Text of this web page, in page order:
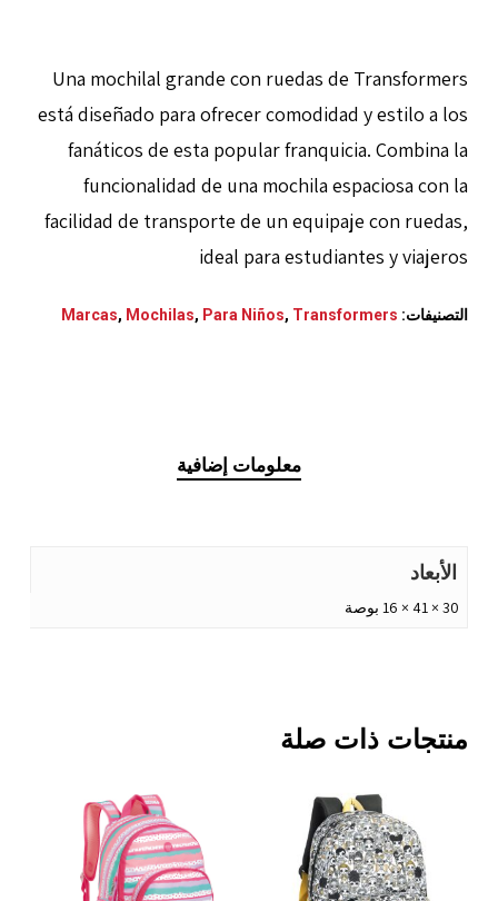
Una mochilal grande con ruedas de Transformers
está diseñado para ofrecer comodidad y estilo a los
fanáticos de esta popular franquicia. Combina la
funcionalidad de una mochila espaciosa con la
facilidad de transporte de un equipaje con ruedas,
ideal para estudiantes y viajeros
التصنيفات: Marcas, Mochilas, Para Niños, Transformers
معلومات إضافية
الأبعاد
30 × 41 × 16 بوصة
منتجات ذات صلة